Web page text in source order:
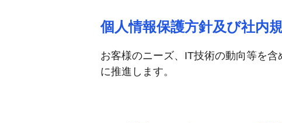
個人情報保護方針及び社内
お客様のニーズ、IT技術の動向等を
に推進します。